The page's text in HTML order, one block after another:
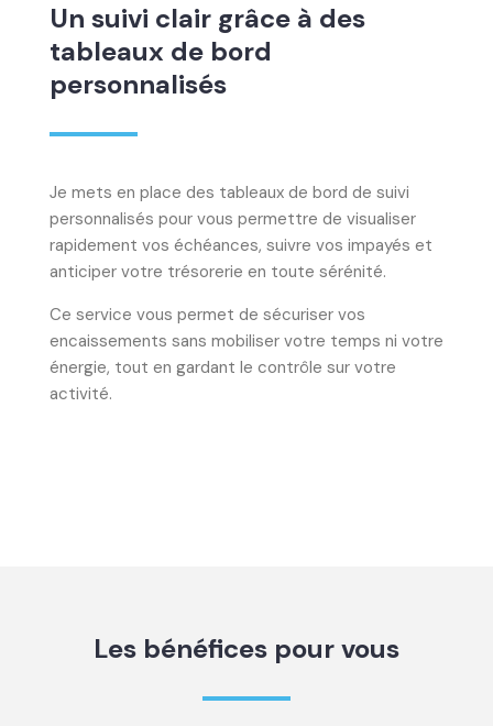
Un suivi clair grâce à des
tableaux de bord
personnalisés
Je mets en place des tableaux de bord de suivi
personnalisés pour vous permettre de visualiser
rapidement vos échéances, suivre vos impayés et
anticiper votre trésorerie en toute sérénité.
Ce service vous permet de sécuriser vos
encaissements sans mobiliser votre temps ni votre
énergie, tout en gardant le contrôle sur votre
activité.
Les bénéfices pour vous